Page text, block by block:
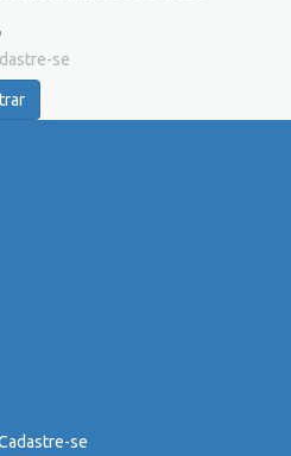
se
se